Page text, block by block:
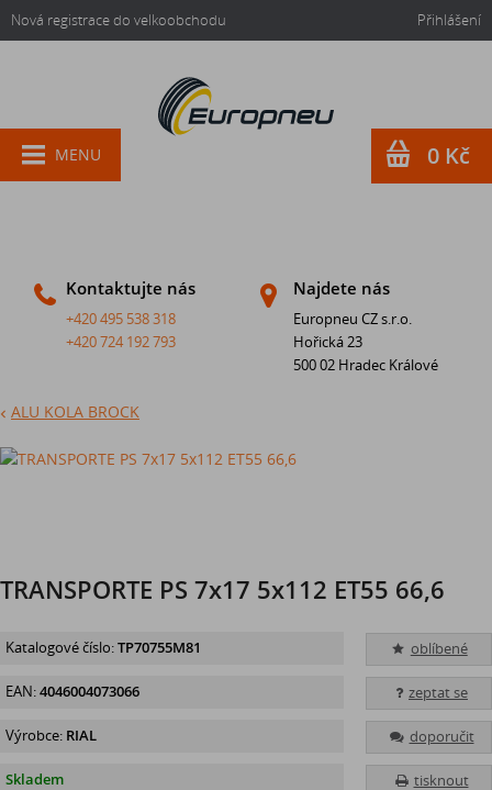
Nová registrace do velkoobchodu Přihlášení
Kontaktujte nás
+420 495 538 318
+420 724 192 793
Najdete nás
Europneu CZ s.r.o.
Hořická 23
500 02 Hradec Králové
MENU 0 Kč
ALU KOLA BROCK
TRANSPORTE PS 7x17 5x112 ET55 66,6
oblíbené
zeptat se
doporučit
tisknout
Katalogové číslo:TP70755M81
EAN:4046004073066
Výrobce: RIAL
Skladem